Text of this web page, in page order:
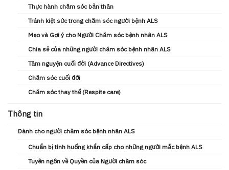
Thực hành chăm sóc bản thân
Tránh kiệt sức trong chăm sóc người bệnh ALS
Mẹo và Gợi ý cho Người Chăm sóc bệnh nhân ALS
Chia sẻ của những người chăm sóc bệnh nhân ALS
Tâm nguyện cuối đời (Advance Directives)
Chăm sóc cuối đời
Chăm sóc thay thế (Respite care)
Thông tin
Dành cho người chăm sóc bệnh nhân ALS
Chuẩn bị tình huống khẩn cấp cho những người mắc bệnh ALS
Tuyên ngôn về Quyền của Người chăm sóc